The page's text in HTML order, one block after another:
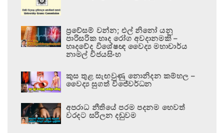
ප්‍රවේසම් වන්න; එල් නිනෝ යනු
පාරිසරික හෘද රෝග අවදානමකි –
හෘදවේද විශේෂඥ වෛද්‍ය මහාචාර්ය
නාමල් විජයසිංහ
කුස තුළ සැඟවුණු නොනිදන කම්හල –
වෛද්‍ය සුගත් විජේවර්ධන
අපරාධ නීතියේ පරම පදනම හෙවත්
වරදට සරිලන දඬුවම